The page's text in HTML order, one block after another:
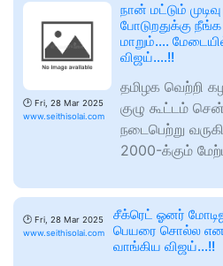
🕑 Fri, 28 Mar 2025
www.seithisolai.com
நான் மட்டும்
போடுறதுக்கு நீங்க
மாறும்….
விஜய்….!!
தமிழக வெற்றி
குழு கூட்டம்
நடைபெற்று
2000-க்கும்
🕑 Fri, 28 Mar 2025
www.seithisolai.com
சீக்ரெட் ஓனர்
பெயரை சொல்ல
வாங்கிய விஜய்…!!